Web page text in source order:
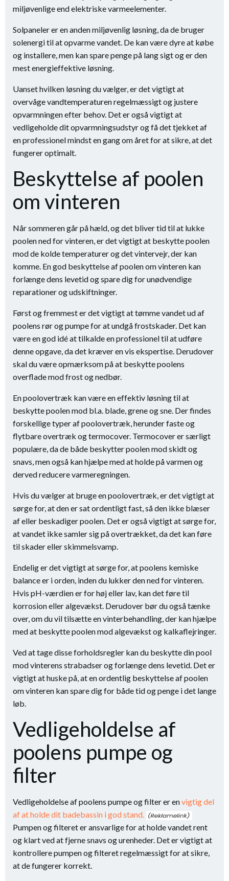
miljøvenlige end elektriske varmeelementer.
Solpaneler er en anden miljøvenlig løsning, da de bruger
solenergi til at opvarme vandet. De kan være dyre at købe
og installere, men kan spare penge på lang sigt og er den
mest energieffektive løsning.
Uanset hvilken løsning du vælger, er det vigtigt at
overvåge vandtemperaturen regelmæssigt og justere
opvarmningen efter behov. Det er også vigtigt at
vedligeholde dit opvarmningsudstyr og få det tjekket af
en professionel mindst en gang om året for at sikre, at det
fungerer optimalt.
Beskyttelse af poolen
om vinteren
Når sommeren går på hæld, og det bliver tid til at lukke
poolen ned for vinteren, er det vigtigt at beskytte poolen
mod de kolde temperaturer og det vintervejr, der kan
komme. En god beskyttelse af poolen om vinteren kan
forlænge dens levetid og spare dig for unødvendige
reparationer og udskiftninger.
Først og fremmest er det vigtigt at tømme vandet ud af
poolens rør og pumpe for at undgå frostskader. Det kan
være en god idé at tilkalde en professionel til at udføre
denne opgave, da det kræver en vis ekspertise. Derudover
skal du være opmærksom på at beskytte poolens
overflade mod frost og nedbør.
En poolovertræk kan være en effektiv løsning til at
beskytte poolen mod bl.a. blade, grene og sne. Der findes
forskellige typer af poolovertræk, herunder faste og
flytbare overtræk og termocover. Termocover er særligt
populære, da de både beskytter poolen mod skidt og
snavs, men også kan hjælpe med at holde på varmen og
derved reducere varmeregningen.
Hvis du vælger at bruge en poolovertræk, er det vigtigt at
sørge for, at den er sat ordentligt fast, så den ikke blæser
af eller beskadiger poolen. Det er også vigtigt at sørge for,
at vandet ikke samler sig på overtrækket, da det kan føre
til skader eller skimmelsvamp.
Endelig er det vigtigt at sørge for, at poolens kemiske
balance er i orden, inden du lukker den ned for vinteren.
Hvis pH-værdien er for høj eller lav, kan det føre til
korrosion eller algevækst. Derudover bør du også tænke
over, om du vil tilsætte en vinterbehandling, der kan hjælpe
med at beskytte poolen mod algevækst og kalkaflejringer.
Ved at tage disse forholdsregler kan du beskytte din pool
mod vinterens strabadser og forlænge dens levetid. Det er
vigtigt at huske på, at en ordentlig beskyttelse af poolen
om vinteren kan spare dig for både tid og penge i det lange
løb.
Vedligeholdelse af
poolens pumpe og
filter
Vedligeholdelse af poolens pumpe og filter er envigtig del
af at holde dit badebassin i god stand.
Pumpen og filteret er ansvarlige for at holde vandet rent
og klart ved at fjerne snavs og urenheder. Det er vigtigt at
kontrollere pumpen og filteret regelmæssigt for at sikre,
at de fungerer korrekt.